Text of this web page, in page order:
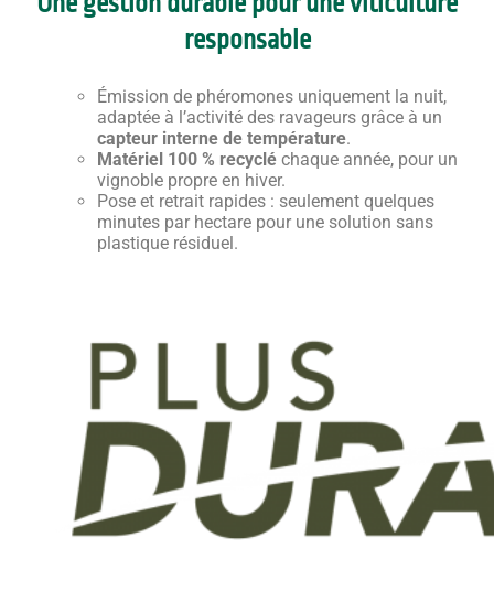
responsable
Émission de phéromones uniquement la nuit,
adaptée à l’activité des ravageurs grâce à un
capteur interne de température.
Matériel 100 % recyclé chaque année, pour un
vignoble propre en hiver.
Pose et retrait rapides : seulement quelques
minutes par hectare pour une solution sans
plastique résiduel.